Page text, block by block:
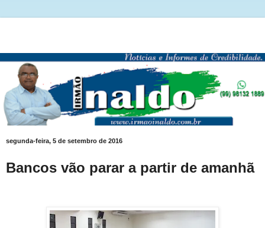
segunda-feira, 5 de setembro de 2016
Bancos vão parar a partir de amanhã